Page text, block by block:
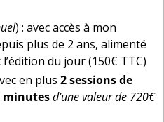
plus de 2 ans, alimenté
du jour (150€ TTC)
en plus 2 sessions de
minutesd’une valeur de 720€